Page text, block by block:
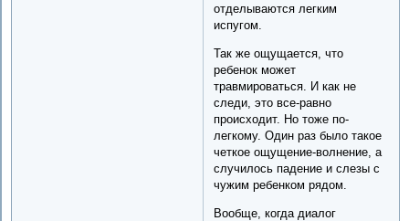
отделываются легким
испугом.
Так же ощущается, что
ребенок может
травмироваться. И как не
следи, это все-равно
происходит. Но тоже по-
легкому. Один раз было такое
четкое ощущение-волнение, а
случилось падение и слезы с
чужим ребенком рядом.
Вообще, когда диалог